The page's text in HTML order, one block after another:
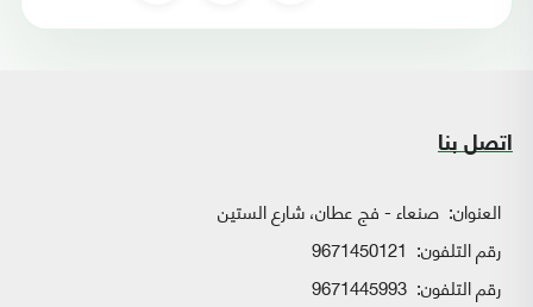
اتصل بنا
العنوان: صنعاء - فج عطان، شارع الستين
رقم التلفون: 9671450121
رقم التلفون: 9671445993